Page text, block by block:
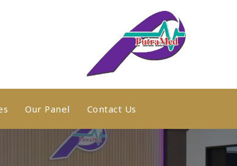
Our Panel Contact Us